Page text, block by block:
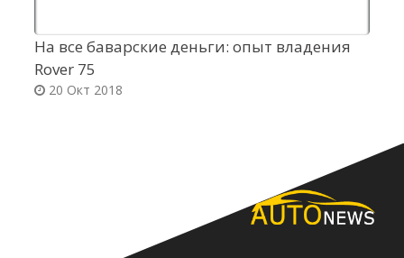
На все баварские деньги: опыт владения
Rover 75
20 Окт 2018